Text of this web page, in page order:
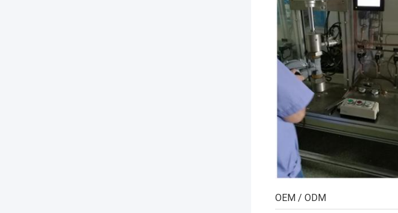
OEM / ODM